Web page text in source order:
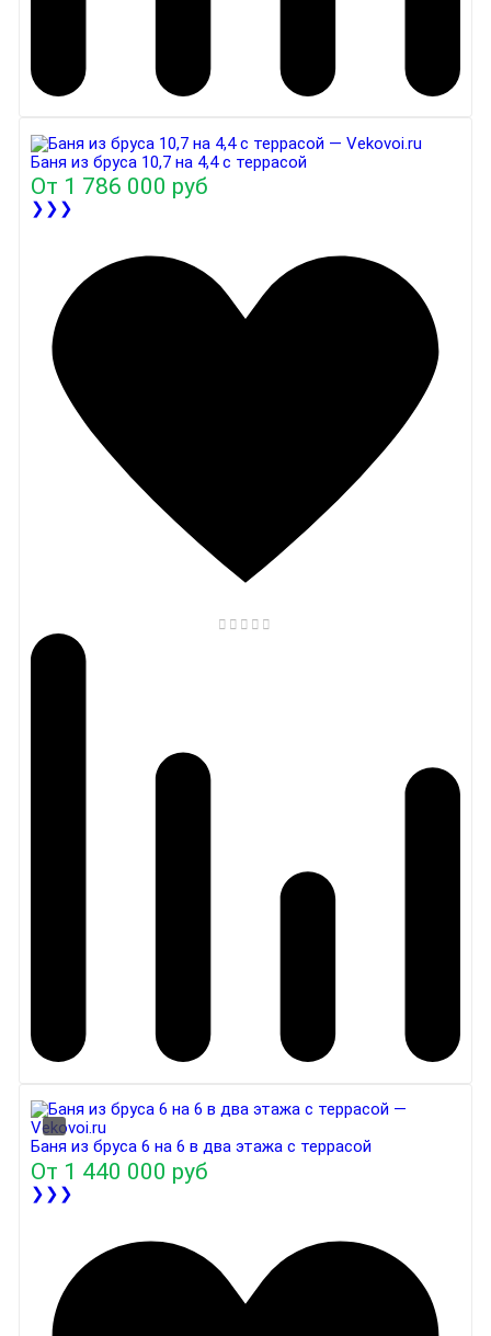
Баня из бруса 10,7 на 4,4 с террасой
От 1 786 000 руб
❯❯❯
Баня из бруса 6 на 6 в два этажа с террасой
От 1 440 000 руб
❯❯❯